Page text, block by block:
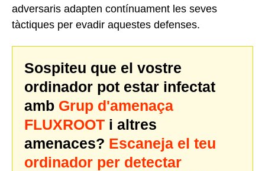
adversaris adapten contínuament les seves
tàctiques per evadir aquestes defenses.
Sospiteu que el vostre
ordinador pot estar infectat
amb Grup d'amenaça
FLUXROOT i altres
amenaces? Escaneja el teu
ordinador per detectar